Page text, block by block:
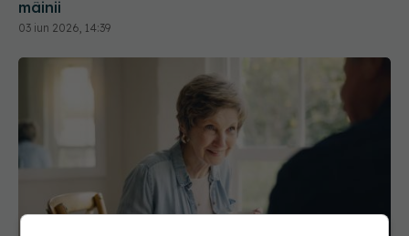
Semnul banal al demenței. Apare când vorbim
26 feb 2026, 16:11